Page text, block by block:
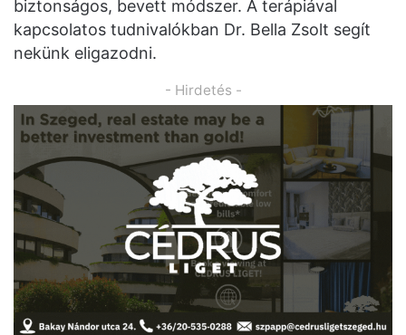
biztonságos, bevett módszer. A terápiával
kapcsolatos tudnivalókban Dr. Bella Zsolt segít
nekünk eligazodni.
- Hirdetés -